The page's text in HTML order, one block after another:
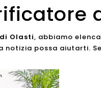
Olasti, abbiamo
possa aiutarti.